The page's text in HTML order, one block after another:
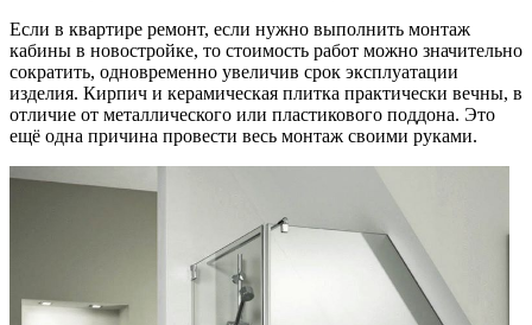
Если в квартире ремонт, если нужно выполнить монтаж
кабины в новостройке, то стоимость работ можно значительно
сократить, одновременно увеличив срок эксплуатации
изделия. Кирпич и керамическая плитка практически вечны, в
отличие от металлического или пластикового поддона. Это
ещё одна причина провести весь монтаж своими руками.